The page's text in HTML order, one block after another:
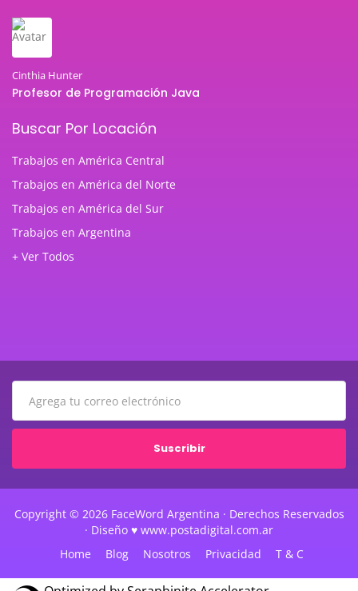
Cinthia Hunter
Profesor de Programación Java
Buscar Por Locación
Trabajos en América Central
Trabajos en América del Norte
Trabajos en América del Sur
Trabajos en Argentina
+ Ver Todos
Suscribir
Copyright © 2026 FaceWord Argentina · Derechos Reservados
· Diseño ♥ www.postadigital.com.ar
Home
Blog Nosotros Privacidad T & C